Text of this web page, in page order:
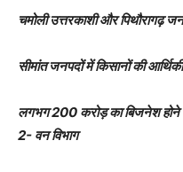
चमोली उत्तरकाशी और पिथौरागढ़
सीमांत जनपदों में किसानों की
लगभग 200 करोड़ का बिजनेश होने
2- वन विभाग